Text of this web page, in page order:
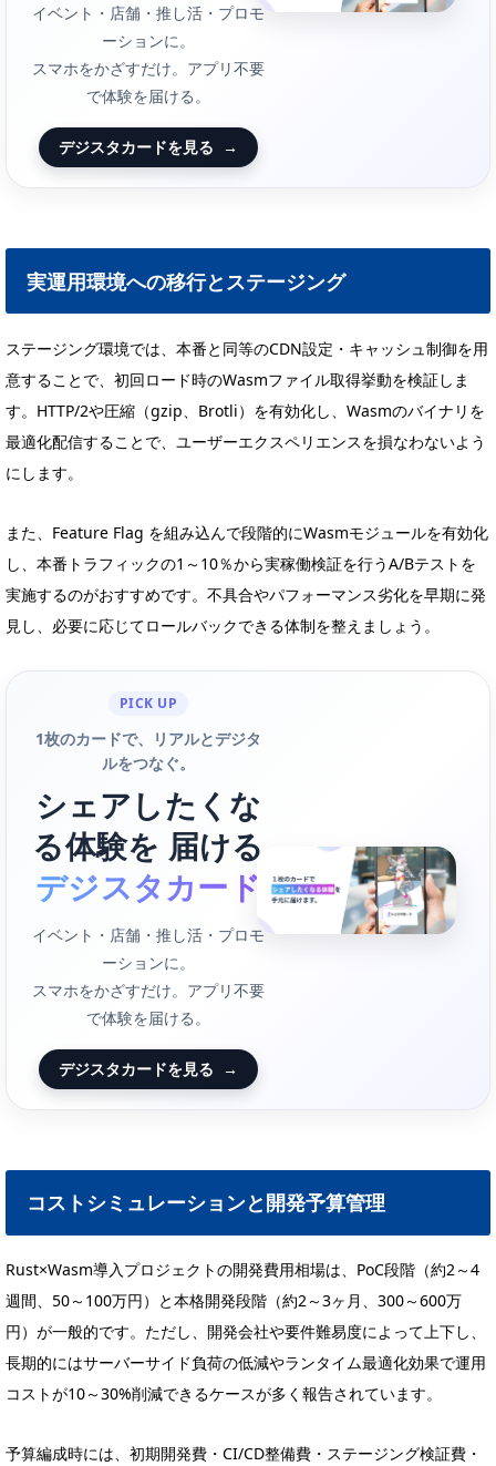
イベント・店舗・推し活・プロモ
ーションに。
スマホをかざすだけ。アプリ不要
で体験を届ける。
デジスタカードを見る →
実運用環境への移行とステージング
ステージング環境では、本番と同等のCDN設定・キャッシュ制御を用
意することで、初回ロード時のWasmファイル取得挙動を検証しま
す。HTTP/2や圧縮（gzip、Brotli）を有効化し、Wasmのバイナリを
最適化配信することで、ユーザーエクスペリエンスを損なわないよう
にします。
また、Feature Flag を組み込んで段階的にWasmモジュールを有効化
し、本番トラフィックの1～10％から実稼働検証を行うA/Bテストを
実施するのがおすすめです。不具合やパフォーマンス劣化を早期に発
見し、必要に応じてロールバックできる体制を整えましょう。
PICK UP
1枚のカードで、リアルとデジタ
ルをつなぐ。
シェアしたくな
る体験を 届ける
デジスタカード
イベント・店舗・推し活・プロモ
ーションに。
スマホをかざすだけ。アプリ不要
で体験を届ける。
デジスタカードを見る →
コストシミュレーションと開発予算管理
Rust×Wasm導入プロジェクトの開発費用相場は、PoC段階（約2～4
週間、50～100万円）と本格開発段階（約2～3ヶ月、300～600万
円）が一般的です。ただし、開発会社や要件難易度によって上下し、
長期的にはサーバーサイド負荷の低減やランタイム最適化効果で運用
コストが10～30%削減できるケースが多く報告されています。
予算編成時には、初期開発費・CI/CD整備費・ステージング検証費・